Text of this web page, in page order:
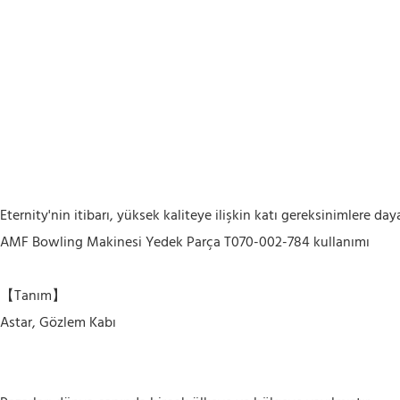
Eternity'nin itibarı, yüksek kaliteye ilişkin katı gereksinimlere
AMF Bowling Makinesi Yedek Parça T070-002-784 kullanımı
【Tanım】
Astar, Gözlem Kabı